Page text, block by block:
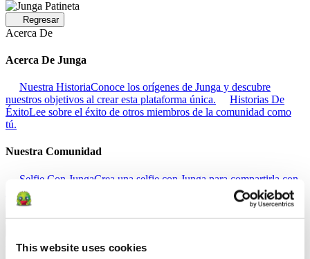
This website uses cookies
Regresar
Acerca De
Acerca De Junga
Nuestra HistoriaConoce los orígenes de Junga y descubre
nuestros objetivos al crear esta plataforma única.
Historias De
ÉxitoLee sobre el éxito de otros miembros de la comunidad como
tú.
Nuestra Comunidad
Selfie Con JungaCrea una selfie con Junga para compartirla con
tu comunidad.
Descubre qué hace que nuestra
plataforma sea tan especial.
Ayuda